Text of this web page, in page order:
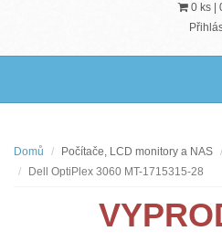
0 ks |
Domů Počítače, LCD monitory a NAS
Dell OptiPlex 3060 MT-1715315-28